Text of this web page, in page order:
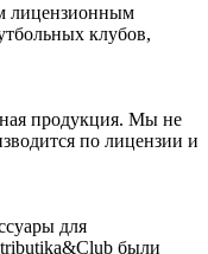
лицензионным
клубов,
продукция. Мы не
по лицензии и
для
были